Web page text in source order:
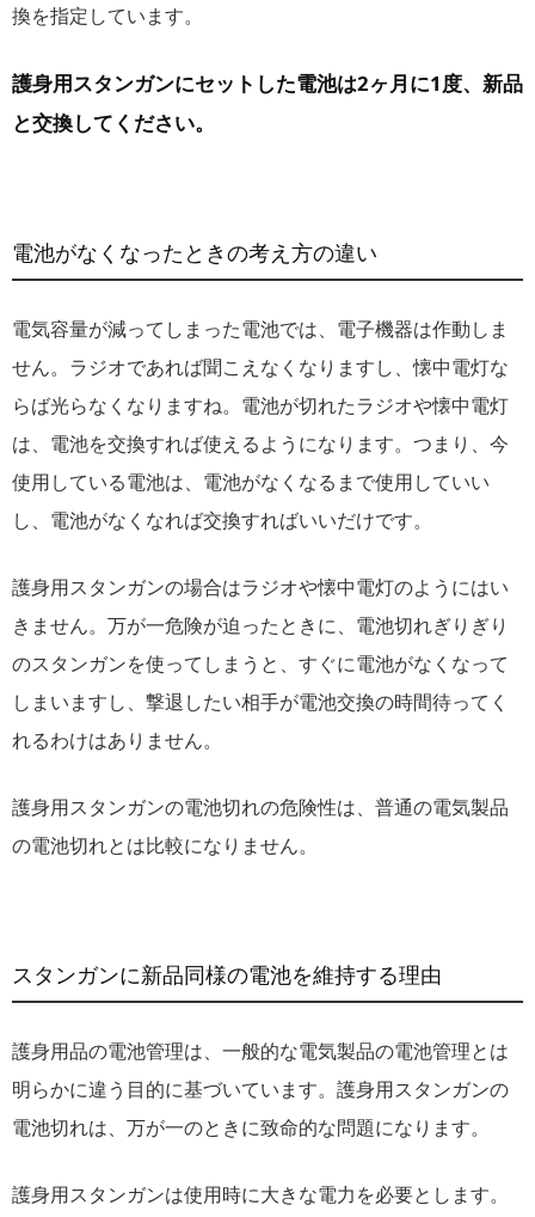
換を指定しています。
護身用スタンガンにセットした電池は2ヶ月に1度、新品
と交換してください。
電池がなくなったときの考え方の違い
電気容量が減ってしまった電池では、電子機器は作動しま
せん。ラジオであれば聞こえなくなりますし、懐中電灯な
らば光らなくなりますね。電池が切れたラジオや懐中電灯
は、電池を交換すれば使えるようになります。つまり、今
使用している電池は、電池がなくなるまで使用していい
し、電池がなくなれば交換すればいいだけです。
護身用スタンガンの場合はラジオや懐中電灯のようにはい
きません。万が一危険が迫ったときに、電池切れぎりぎり
のスタンガンを使ってしまうと、すぐに電池がなくなって
しまいますし、撃退したい相手が電池交換の時間待ってく
れるわけはありません。
護身用スタンガンの電池切れの危険性は、普通の電気製品
の電池切れとは比較になりません。
スタンガンに新品同様の電池を維持する理由
護身用品の電池管理は、一般的な電気製品の電池管理とは
明らかに違う目的に基づいています。護身用スタンガンの
電池切れは、万が一のときに致命的な問題になります。
護身用スタンガンは使用時に大きな電力を必要とします。